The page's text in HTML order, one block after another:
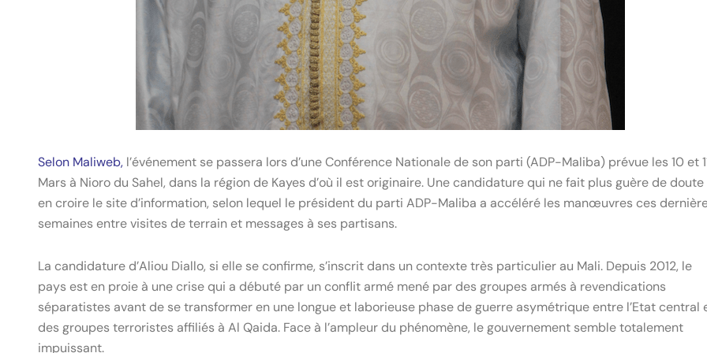
Selon Maliweb,l’événement se passera lors d’une Conférence Nationale de son parti (ADP-Maliba) prévue les 10 et
Mars à Nioro du Sahel, dans la région de Kayes d’où il est originaire. Une candidature qui ne fait plus guère de doute
en croire le site d’information, selon lequel le président du parti ADP-Maliba a accéléré les manœuvres ces
semaines entre visites de terrain et messages à ses partisans.
La candidature d’Aliou Diallo, si elle se confirme, s’inscrit dans un contexte très particulier au Mali. Depuis 2012, le
pays est en proie à une crise qui a débuté par un conflit armé mené par des groupes armés à revendications
séparatistes avant de se transformer en une longue et laborieuse phase de guerre asymétrique entre l’Etat central
des groupes terroristes affiliés à Al Qaida. Face à l’ampleur du phénomène, le gouvernement semble totalement
impuissant.